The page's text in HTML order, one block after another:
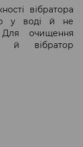
вібратора
у воді й не
Для очищення
й вібратор